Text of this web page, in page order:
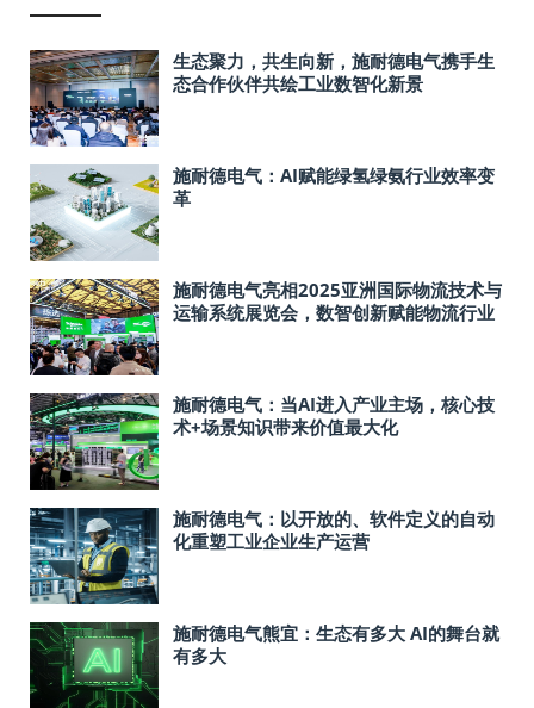
生态聚力，共生向新，施耐德电气携手生
态合作伙伴共绘工业数智化新景
施耐德电气：AI赋能绿氢绿氨行业效率变
革
施耐德电气亮相2025亚洲国际物流技术与
运输系统展览会，数智创新赋能物流行业
施耐德电气：当AI进入产业主场，核心技
术+场景知识带来价值最大化
施耐德电气：以开放的、软件定义的自动
化重塑工业企业生产运营
施耐德电气熊宜：生态有多大 AI的舞台就
有多大